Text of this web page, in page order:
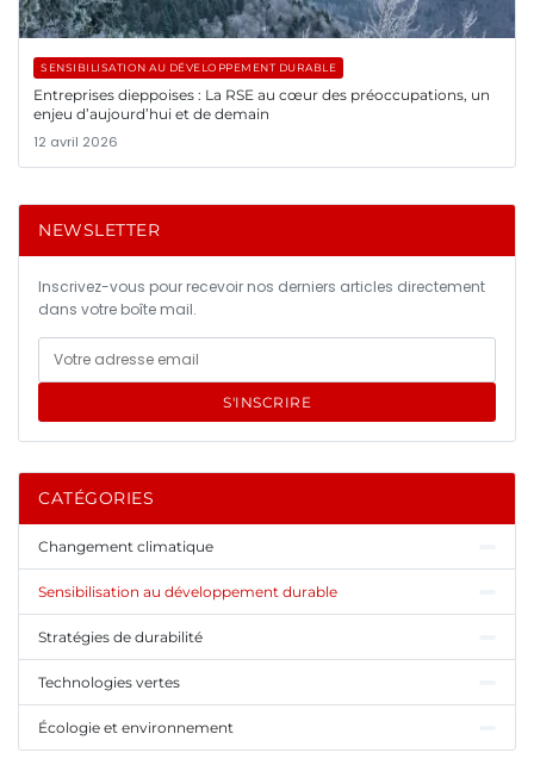
SENSIBILISATION AU DÉVELOPPEMENT DURABLE
Entreprises dieppoises : La RSE au cœur des préoccupations, un
enjeu d’aujourd’hui et de demain
12 avril 2026
NEWSLETTER
Inscrivez-vous pour recevoir nos derniers articles directement
dans votre boîte mail.
S'INSCRIRE
CATÉGORIES
Changement climatique
Sensibilisation au développement durable
Stratégies de durabilité
Technologies vertes
Écologie et environnement